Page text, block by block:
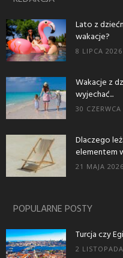
Lato z
wakacje?
8 LIPCA 2026
Wakacje z
wyjechać...
30
Dlaczego
elementem
21 MAJA 2026
POPULARNE POSTY
Turcja czy
2